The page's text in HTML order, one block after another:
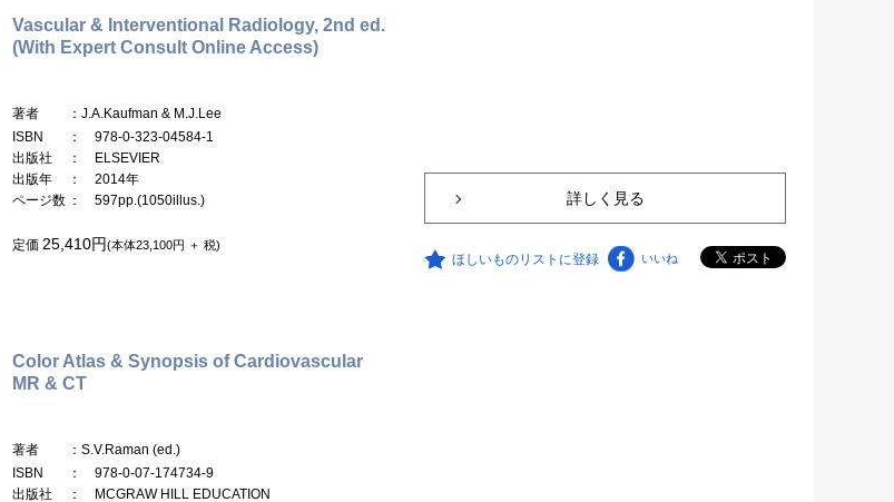
Vascular & Interventional Radiology, 2nd ed.
(With Expert Consult Online Access)
著者
：J.A.Kaufman & M.J.Lee
ISBN
： 978-0-323-04584-1
出版社
： ELSEVIER
出版年
： 2014年
ページ数 ： 597pp.(1050illus.)
定価 25,410円(本体23,100円 ＋ 税)
詳しく見る
ほしいものリストに登録 いいね
Color Atlas & Synopsis of Cardiovascular
MR & CT
著者
：S.V.Raman (ed.)
ISBN
： 978-0-07-174734-9
出版社
： MCGRAW HILL EDUCATION